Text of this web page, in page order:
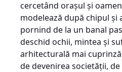
cercetând oraşul şi
modelează după chipul şi
pornind de la un banal
deschid ochii, mintea şi
arhitecturală mai
de devenirea societăţii,